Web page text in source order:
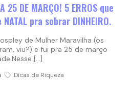
25 DE MARÇO! 5 ERROS que
pra sobrar DINHEIRO.
de Mulher Maravilha (os
viu?) e fui pra 25 de março
[…]
Dicas de Riqueza